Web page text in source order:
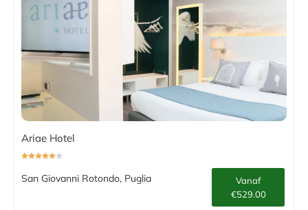
Ariae Hotel
San Giovanni Rotondo, Puglia
Vanaf
€529.00